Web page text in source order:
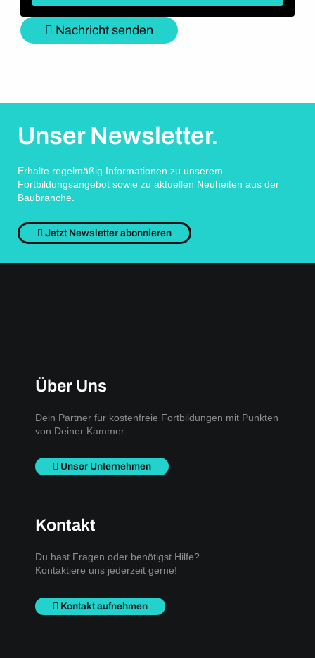
Nachricht senden
Unser Newsletter.
Erhalte regelmäßig Informationen zu unserem
Fortbildungsangebot sowie zu aktuellen Neuheiten aus der
Baubranche.
Jetzt Newsletter abonnieren
Über Uns
Dein Partner für kostenfreie Fortbildungen mit Punkten
von Deiner Kammer.
Unser Unternehmen
Kontakt
Du hast Fragen oder benötigst Hilfe?
Kontaktiere uns jederzeit gerne!
Kontakt aufnehmen